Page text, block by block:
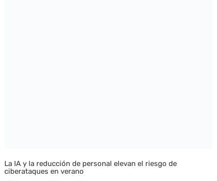
La IA y la reducción de personal elevan el riesgo de
ciberataques en verano